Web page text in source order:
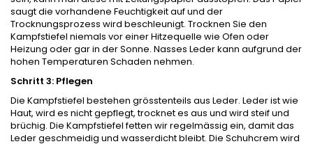
saugt die vorhandene Feuchtigkeit auf und der
Trocknungsprozess wird beschleunigt. Trocknen Sie den
Kampfstiefel niemals vor einer Hitzequelle wie Ofen oder
Heizung oder gar in der Sonne. Nasses Leder kann aufgrund der
hohen Temperaturen Schaden nehmen.
Schritt 3: Pflegen
Die Kampfstiefel bestehen grösstenteils aus Leder. Leder ist wie
Haut, wird es nicht gepflegt, trocknet es aus und wird steif und
brüchig. Die Kampfstiefel fetten wir regelmässig ein, damit das
Leder geschmeidig und wasserdicht bleibt. Die Schuhcrem wird